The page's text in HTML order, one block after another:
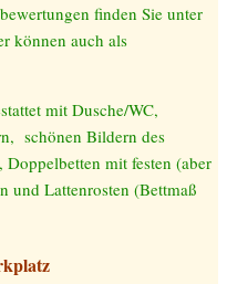
finden Sie unter
können auch als
mit Dusche/WC,
schönen Bildern des
, Doppelbetten mit festen (aber
und Lattenrosten (Bettmaß